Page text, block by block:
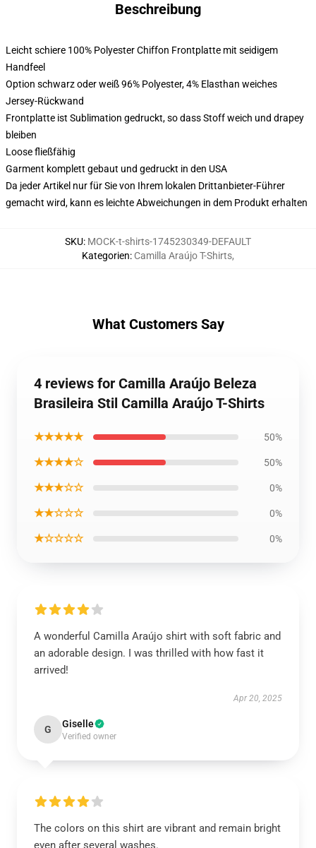
Beschreibung
Leicht schiere 100% Polyester Chiffon Frontplatte mit seidigem
Handfeel
Option schwarz oder weiß 96% Polyester, 4% Elasthan weiches
Jersey-Rückwand
Frontplatte ist Sublimation gedruckt, so dass Stoff weich und drapey
bleiben
Loose fließfähig
Garment komplett gebaut und gedruckt in den USA
Da jeder Artikel nur für Sie von Ihrem lokalen Drittanbieter-Führer
gemacht wird, kann es leichte Abweichungen in dem Produkt erhalten
SKU: MOCK-t-shirts-1745230349-DEFAULT
Kategorien: Camilla Araújo T-Shirts,
What Customers Say
4 reviews for Camilla Araújo Beleza
Brasileira Stil Camilla Araújo T-Shirts
★★★★★ 50%
★★★★☆ 50%
★★★☆☆ 0%
★★☆☆☆ 0%
★☆☆☆☆ 0%
A wonderful Camilla Araújo shirt with soft fabric and
an adorable design. I was thrilled with how fast it
arrived!
Apr 20, 2025
G Giselle
Verified owner
The colors on this shirt are vibrant and remain bright
even after several washes.